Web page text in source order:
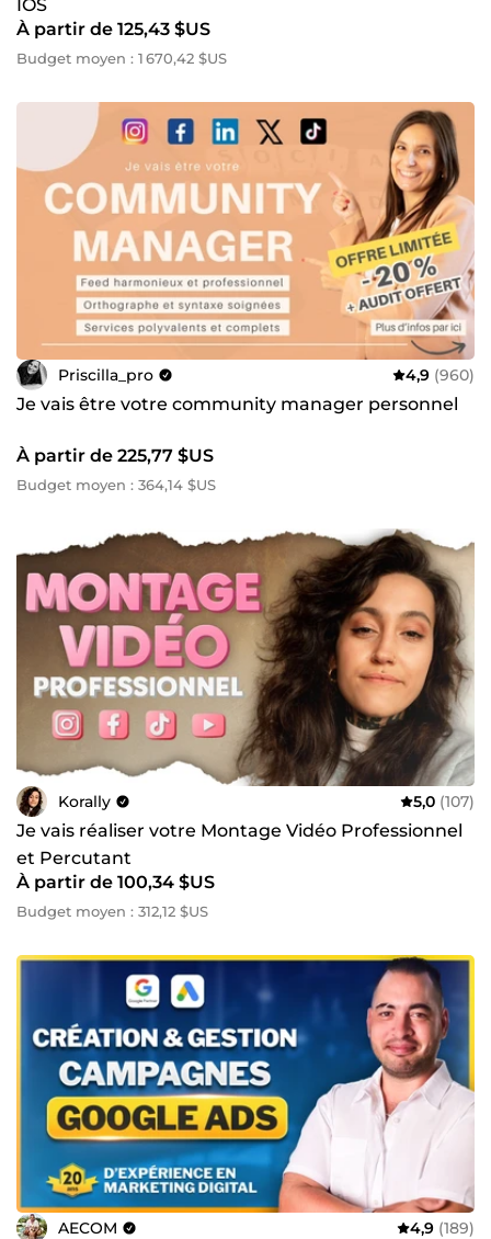
IOS
À partir de 125,43 $US
Budget moyen : 1 670,42 $US
Priscilla_pro 4,9 (960)
Je vais être votre community manager personnel
À partir de 225,77 $US
Budget moyen : 364,14 $US
Korally 5,0 (107)
Je vais réaliser votre Montage Vidéo Professionnel
et Percutant
À partir de 100,34 $US
Budget moyen : 312,12 $US
AECOM 4,9 (189)